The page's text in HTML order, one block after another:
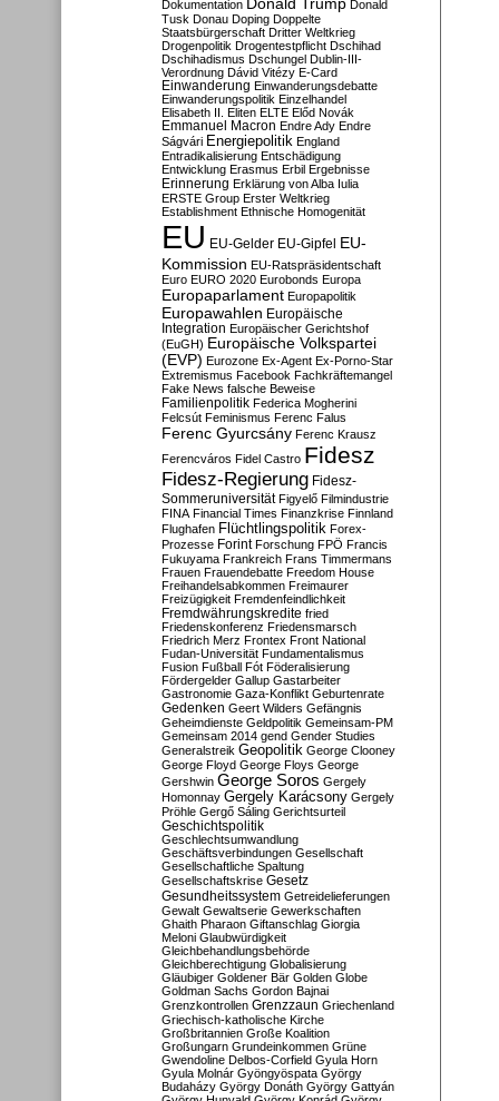
Dokumentation
Donald
Tusk Donau Doping Doppelte
Staatsbürgerschaft Dritter Weltkrieg
Drogenpolitik Drogentestpflicht Dschihad
Dschihadismus Dschungel Dublin-III-
Verordnung Dávid Vitézy E-Card
Einwanderung Einwanderungsdebatte
Einwanderungspolitik Einzelhandel
Elisabeth II. Eliten ELTE Előd Novák
Emmanuel Macron Endre Ady Endre
Ságvári Energiepolitik England
Entradikalisierung Entschädigung
Entwicklung Erasmus Erbil Ergebnisse
Erinnerung Erklärung von Alba Iulia
ERSTE Group Erster Weltkrieg
Establishment Ethnische Homogenität
EU EU-Gelder EU-Gipfel EU-
Kommission EU-Ratspräsidentschaft
Euro EURO 2020 Eurobonds Europa
Europaparlament Europapolitik
Europawahlen Europäische
Integration Europäischer Gerichtshof
(EuGH) Europäische Volkspartei
(EVP) Eurozone Ex-Agent Ex-Porno-Star
Extremismus Facebook Fachkräftemangel
Fake News falsche Beweise
Familienpolitik Federica Mogherini
Felcsút Feminismus Ferenc Falus
Ferenc Gyurcsány Ferenc Krausz
Ferencváros Fidel Castro Fidesz
Fidesz-Regierung Fidesz-
Sommeruniversität Figyelő Filmindustrie
FINA Financial Times Finanzkrise Finnland
Flughafen Flüchtlingspolitik Forex-
Prozesse Forint Forschung FPÖ Francis
Fukuyama Frankreich Frans Timmermans
Frauen Frauendebatte Freedom House
Freihandelsabkommen Freimaurer
Freizügigkeit Fremdenfeindlichkeit
Fremdwährungskredite fried
Friedenskonferenz Friedensmarsch
Friedrich Merz Frontex Front National
Fudan-Universität Fundamentalismus
Fusion Fußball Fót Föderalisierung
Fördergelder Gallup Gastarbeiter
Gastronomie Gaza-Konflikt Geburtenrate
Gedenken Geert Wilders Gefängnis
Geheimdienste Geldpolitik Gemeinsam-PM
Gemeinsam 2014 gend Gender Studies
Generalstreik Geopolitik George Clooney
George Floyd George Floys George
Gershwin George Soros Gergely
Homonnay Gergely Karácsony Gergely
Pröhle Gergő Sáling Gerichtsurteil
Geschichtspolitik
Geschlechtsumwandlung
Geschäftsverbindungen Gesellschaft
Gesellschaftliche Spaltung
Gesellschaftskrise Gesetz
Gesundheitssystem Getreidelieferungen
Gewalt Gewaltserie Gewerkschaften
Ghaith Pharaon Giftanschlag Giorgia
Meloni Glaubwürdigkeit
Gleichbehandlungsbehörde
Gleichberechtigung Globalisierung
Gläubiger Goldener Bär Golden Globe
Goldman Sachs Gordon Bajnai
Grenzkontrollen Grenzzaun Griechenland
Griechisch-katholische Kirche
Großbritannien Große Koalition
Großungarn Grundeinkommen Grüne
Gwendoline Delbos-Corfield Gyula Horn
Gyula Molnár Gyöngyöspata György
Budaházy György Donáth György Gattyán